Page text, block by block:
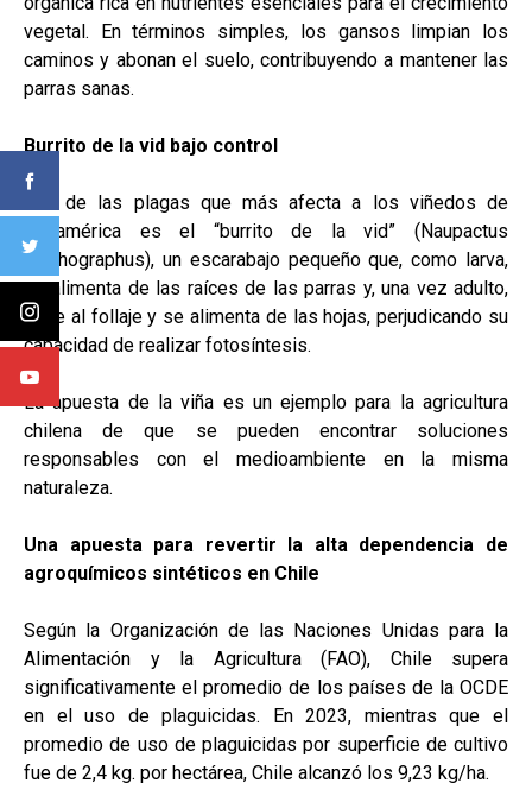
vegetal. En términos simples, los gansos limpian los
caminos y abonan el suelo, contribuyendo a mantener las
parras sanas.
Burrito de la vid bajo control
Una de las plagas que más afecta a los viñedos de
Sudamérica es el “burrito de la vid” (Naupactus
xanthographus), un escarabajo pequeño que, como larva,
se alimenta de las raíces de las parras y, una vez adulto,
sube al follaje y se alimenta de las hojas, perjudicando su
capacidad de realizar fotosíntesis.
La apuesta de la viña es un ejemplo para la agricultura
chilena de que se pueden encontrar soluciones
responsables con el medioambiente en la misma
naturaleza.
Una apuesta para revertir la alta dependencia de
agroquímicos sintéticos en Chile
Según la Organización de las Naciones Unidas para la
Alimentación y la Agricultura (FAO), Chile supera
significativamente el promedio de los países de la OCDE
en el uso de plaguicidas. En 2023, mientras que el
promedio de uso de plaguicidas por superficie de cultivo
fue de 2,4 kg. por hectárea, Chile alcanzó los 9,23 kg/ha.